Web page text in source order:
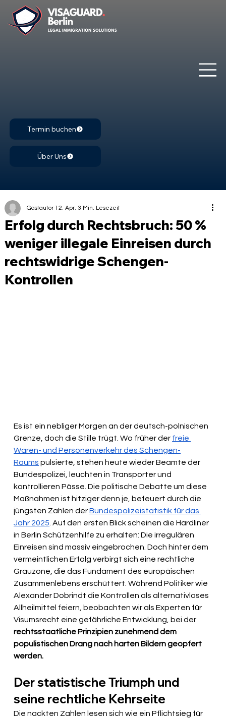
Termin buchen
Über Uns
Erfolg durch Rechtsbruch: 50 %
weniger illegale Einreisen durch
rechtswidrige Schengen-
Kontrollen
Gastautor 12. Apr. 3 Min. Lesezeit
Es ist ein nebliger Morgen an der deutsch-polnischen
Grenze, doch die Stille trügt. Wo früher der freie
Waren- und Personenverkehr des Schengen-
Raums pulsierte, stehen heute wieder Beamte der
Bundespolizei, leuchten in Transporter und
kontrollieren Pässe. Die politische Debatte um diese
Maßnahmen ist hitziger denn je, befeuert durch die
jüngsten Zahlen der Bundespolizeistatistik für das
Jahr 2025 . Auf den ersten Blick scheinen die Hardliner
in Berlin Schützenhilfe zu erhalten: Die irregulären
Einreisen sind massiv eingebrochen. Doch hinter dem
vermeintlichen Erfolg verbirgt sich eine rechtliche
Grauzone, die das Fundament des europäischen
Zusammenlebens erschüttert. Während Politiker wie
Alexander Dobrindt die Kontrollen als alternativloses
Allheilmittel feiern, beobachten wir als Experten für
Visumsrecht eine gefährliche Entwicklung, bei der
rechtsstaatliche Prinzipien zunehmend dem
populistischen Drang nach harten Bildern geopfert
werden.
Der statistische Triumph und
seine rechtliche Kehrseite
Die nackten Zahlen lesen sich wie ein Pflichtsieg für